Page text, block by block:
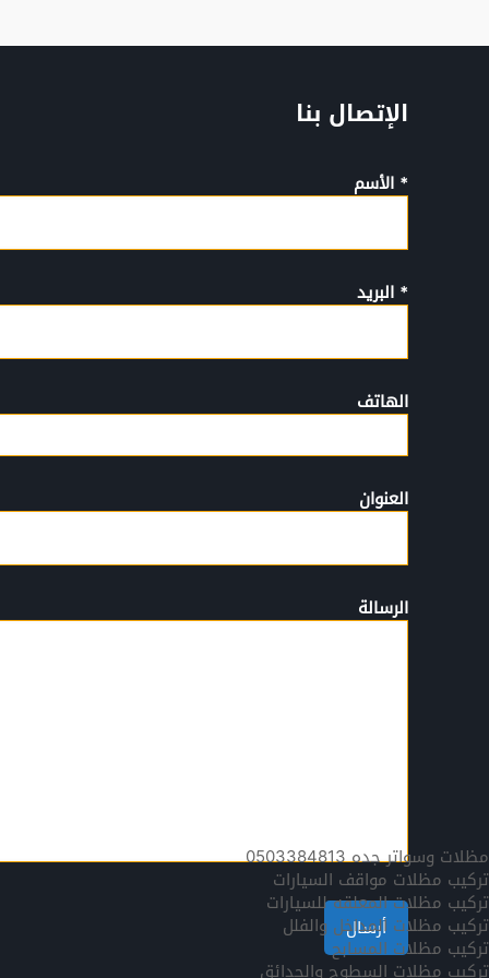
الإتصال بنا
* الأسم
* البريد
الهاتف
العنوان
الرسالة
مظلات وسواتر جده 0503384813
تركيب مظلات مواقف السيارات
تركيب مظلات المعلقه للسيارات
تركيب مظلات المداخل والفلل
تركيب مظلات المسابح
تركيب مظلات السطوح والحدائق